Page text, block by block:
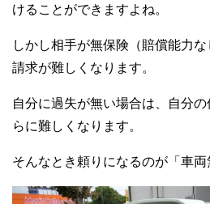
けることができますよね。
しかし相手が無保険（賠償能力
請求が難しくなります。
自分に過失が無い場合は、自分
らに難しくなります。
そんなとき頼りになるのが「車両